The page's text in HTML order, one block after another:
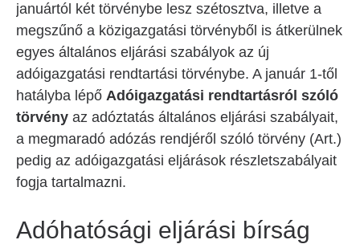
januártól két törvénybe lesz szétosztva, illetve a
megszűnő a közigazgatási törvényből is átkerülnek
egyes általános eljárási szabályok az új
adóigazgatási rendtartási törvénybe. A január 1-től
hatályba lépő Adóigazgatási rendtartásról szóló
törvény az adóztatás általános eljárási szabályait,
a megmaradó adózás rendjéről szóló törvény (Art.)
pedig az adóigazgatási eljárások részletszabályait
fogja tartalmazni.
Adóhatósági eljárási bírság